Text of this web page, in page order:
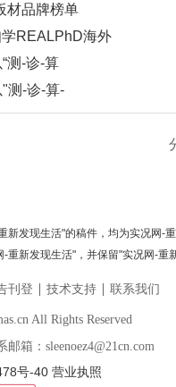
材品牌榜单
REALPhD海外
测-诊-算
测-诊-算-
新发现生活"的稿件，均为实况网-
重新发现生活"，并保留"实况网-重
刊登 技术支持 联系我们
All Rights Reserved
箱：sleenoez4@21cn.com
号-40 营业执照